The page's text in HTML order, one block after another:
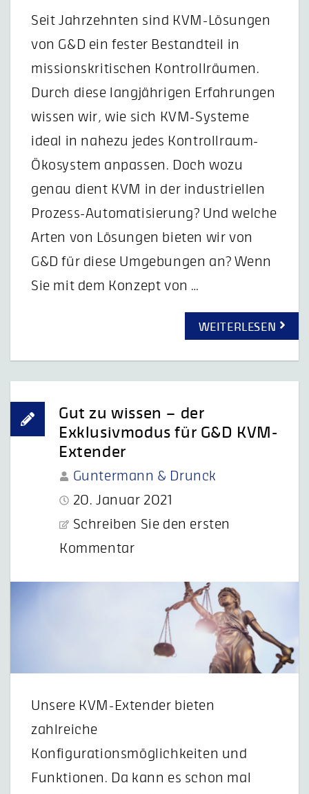
Seit Jahrzehnten sind KVM-Lösungen
von G&D ein fester Bestandteil in
missionskritischen Kontrollräumen.
Durch diese langjährigen Erfahrungen
wissen wir, wie sich KVM-Systeme
ideal in nahezu jedes Kontrollraum-
Ökosystem anpassen. Doch wozu
genau dient KVM in der industriellen
Prozess-Automatisierung? Und welche
Arten von Lösungen bieten wir von
G&D für diese Umgebungen an? Wenn
Sie mit dem Konzept von …
WEITERLESEN
Gut zu wissen – der
Exklusivmodus für G&D KVM-
Extender
Guntermann & Drunck
20. Januar 2021
Schreiben Sie den ersten
Kommentar
Unsere KVM-Extender bieten
zahlreiche
Konfigurationsmöglichkeiten und
Funktionen. Da kann es schon mal